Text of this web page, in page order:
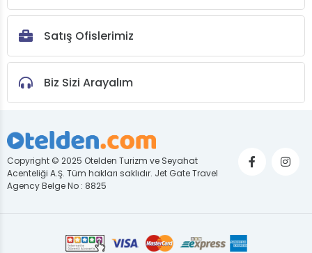
Satış Ofislerimiz
Biz Sizi Arayalım
Copyright © 2025 Otelden Turizm ve Seyahat
Acenteliği A.Ş. Tüm hakları saklıdır. Jet Gate Travel
Agency Belge No : 8825